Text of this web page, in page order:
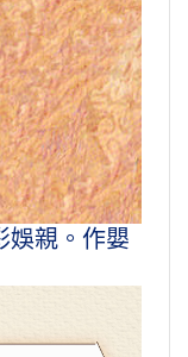
娛親。作嬰